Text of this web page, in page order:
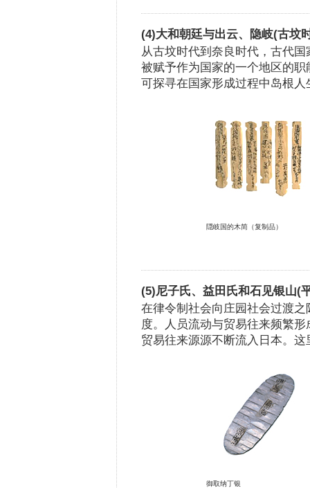
(4)大和朝廷与出云、隐岐(古坟
从古坟时代到奈良时代，古代
被赋予作为国家的一个地区的
可探寻在国家形成过程中岛根
隠岐国的木简（复制品）
(5)尼子氏、益田氏和石见银山(
在律令制社会向庄园社会过渡
度。人员流动与贸易往来频繁
贸易往来源源不断流入日本。
御取纳丁银